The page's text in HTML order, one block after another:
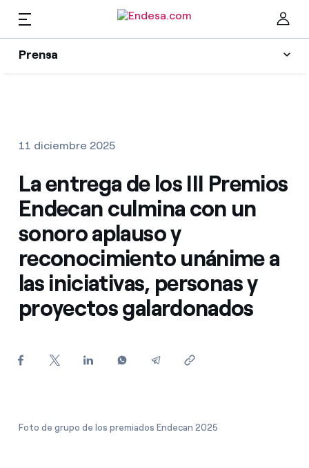
Prensa
Prensa
Encuentra la tarifa que más te conviene
Compara nuestras tarifas de empresa y ahorra
Por cada kWh que ahorres, te descontamos otro
¿Cómo ver mis facturas de Endesa?
Ofertas para autónomos y Pymes
Recursos
Colecciones
Contactos prensa
La cara e
ES
11 diciembre 2025
La entrega de los III Premios
Endecan culmina con un
sonoro aplauso y
reconocimiento unánime a
las iniciativas, personas y
proyectos galardonados
Foto de grupo de los premiados Endecan 2025